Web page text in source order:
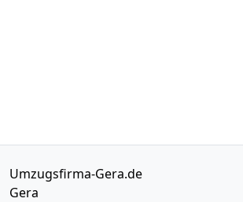
Umzugsfirma-Gera.de
Gera